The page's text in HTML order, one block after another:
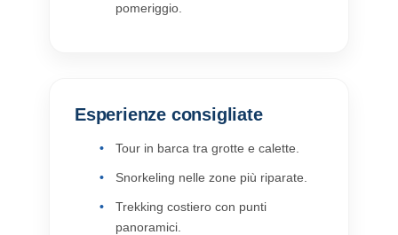
pomeriggio.
Esperienze consigliate
Tour in barca tra grotte e calette.
Snorkeling nelle zone più riparate.
Trekking costiero con punti
panoramici.